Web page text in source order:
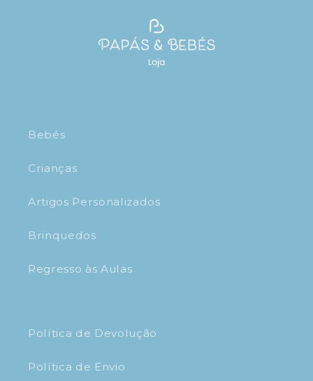
Bebés
Crianças
Artigos Personalizados
Brinquedos
Regresso às Aulas
Política de Devolução
Política de Envio